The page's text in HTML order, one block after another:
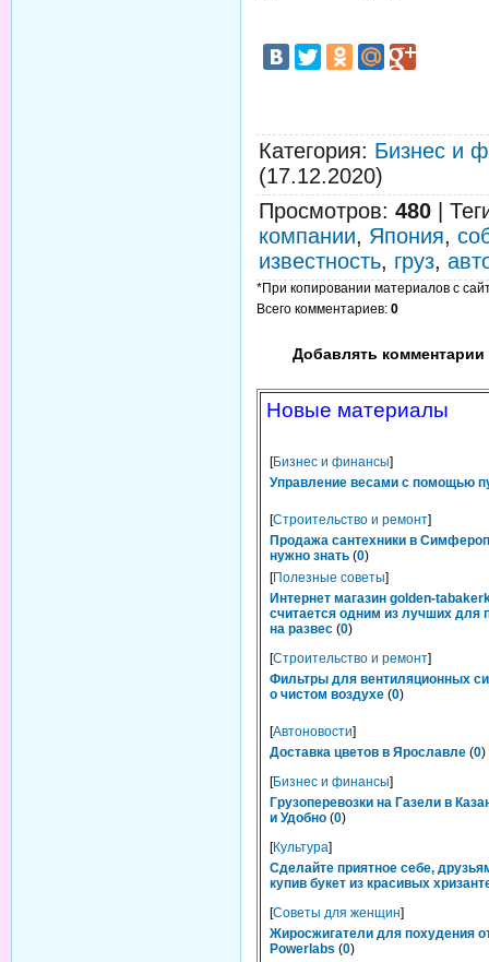
Категория: Бизнес и
(17.12.2020)
Просмотров: 480
компании, Япония,
известность, груз,
*При копировании материалов с
Всего комментариев: 0
Добавлять комментарии
Новые материалы
[Бизнес и финансы]
Управление весами с помощью
[Строительство и ремонт]
Продажа сантехники в
нужно знать (0)
[Полезные советы]
Интернет магазин golden-
считается одним из лучших для
на развес (0)
[Строительство и ремонт]
Фильтры для вентиляционных
о чистом воздухе (0)
[Автоновости]
Доставка цветов в Ярославле (0)
[Бизнес и финансы]
Грузоперевозки на Газели в
и Удобно (0)
[Культура]
Сделайте приятное себе,
купив букет из красивых
[Советы для женщин]
Жиросжигатели для похудения
Powerlabs (0)